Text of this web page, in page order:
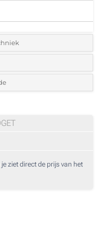
het logo:
aantal in
ziet direct de prijs van het